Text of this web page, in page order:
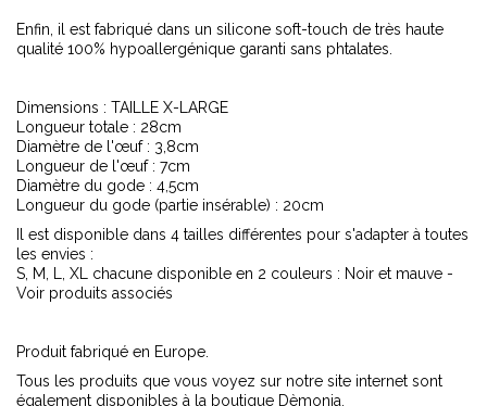
Enfin, il est fabriqué dans un silicone soft-touch de très haute
qualité 100% hypoallergénique garanti sans phtalates.
Dimensions : TAILLE X-LARGE
Longueur totale : 28cm
Diamètre de l'œuf : 3,8cm
Longueur de l'œuf : 7cm
Diamètre du gode : 4,5cm
Longueur du gode (partie insérable) : 20cm
Il est disponible dans 4 tailles différentes pour s'adapter à toutes
les envies :
S, M, L, XL chacune disponible en 2 couleurs : Noir et mauve -
Voir produits associés
Produit fabriqué en Europe.
Tous les produits que vous voyez sur notre site internet sont
également disponibles à la boutique Dèmonia.